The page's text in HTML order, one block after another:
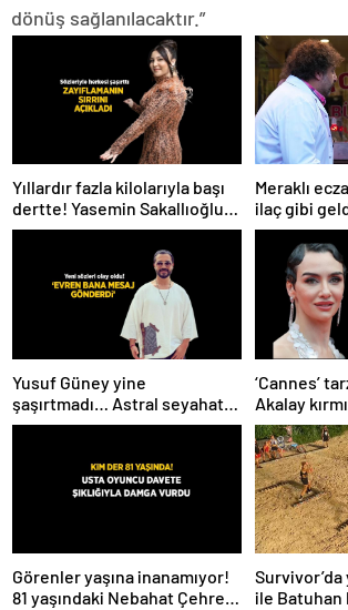
dönüş sağlanılacaktır.”
Yıllardır fazla kilolarıyla başı
dertte! Yasemin Sakallıoğlu
zayıflamasının sırrını açıkladı
Meraklı
ilaç gibi
Yusuf Güney yine
şaşırtmadı… Astral seyahat
ve uzaylılardan sonra şimdi
‘Cannes’
Akalay
Görenler yaşına inanamıyor!
81 yaşındaki Nebahat Çehre
ile